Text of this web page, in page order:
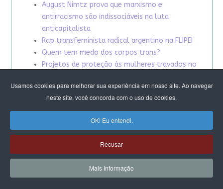
Usamos cookies para melhorar sua experiência em nosso site. Ao navegar
neste site, você concorda com o uso de cookies.
OK! Eu entendi.
Recusar
Mais Informação
August Nimtz prova que marxismo e
antirracismo são indissociáveis na luta
anticapitalista
Rap transfeminista radical argentino na FLIPEI
Quem tem medo dos corpos trans?
Projetos de proteção às mulheres travados no
A revolução de Milton Santos